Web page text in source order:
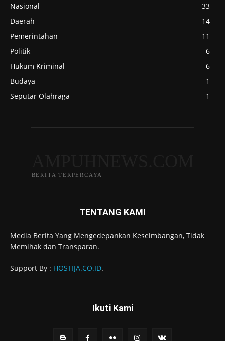
Nasional
33
Daerah
14
Pemerintahan
11
Politik
6
Hukum Kriminal
6
Budaya
1
Seputar Olahraga
1
BERITA TERPERCAYA
TENTANG KAMI
Media Berita Yang Mengedepankan Keseimbangan, Tidak
Memihak dan Transparan.
Support By : HOSTIJA.CO.ID.
Ikuti Kami